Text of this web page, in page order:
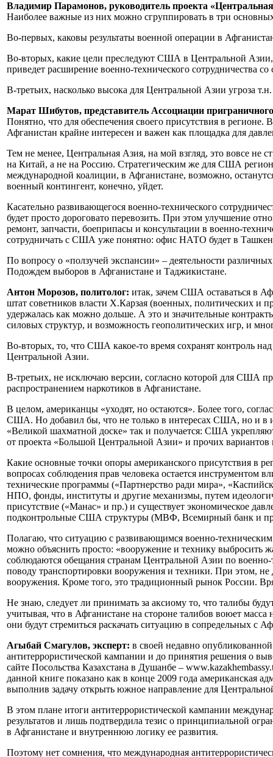
Владимир Парамонов, руководитель проекта
Наиболее важные из них можно сгруппировать в три
Во-первых, каковы результаты военной операции в
Во-вторых, какие цели преследуют США в Центральной Азии,
приведет расширение военно-технического сотрудничества со
В-третьих, насколько высока для Центральной Азии угроза
Марат Шибутов, представитель Ассоциации
Понятно, что для обеспечения своего присутствия в регионе.
Афганистан крайне интересен и важен как площадка для
Тем не менее, Центральная Азия, на мой взгляд, это вовсе не
на Китай, а не на Россию. Стратегическим же для США
международной коалиции, в Афганистане, возможно,
военный контингент, конечно, уйдет.
Касательно развивающегося военно-технического
будет просто дороговато перевозить. При этом улучшение
ремонт, запчасти, боеприпасы и консультации в военно-
сотрудничать с США уже понятно: офис НАТО будет в
По вопросу о «ползучей экспансии» – деятельности
Подождем выборов в Афганистане и Таджикистане.
Антон Морозов, политолог: итак, зачем США оставаться в
штат советников власти Х.Карзая (военных, политических и
удержалась как можно дольше. А это и значительные
силовых структур, и возможность геополитических игр, и
Во-вторых, то, что США какое-то время сохранят контроль
Центральной Азии.
В-третьих, не исключаю версии, согласно которой для США
распространением наркотиков в Афганистане.
В целом, американцы «уходят, но остаются». Более того,
США. Но добавил бы, что не только в интересах США, но и в
«Великой шахматной доске» так и получается: США
от проекта «Большой Центральной Азии» и прочих
Какие основные точки опоры американского присутствия в
вопросах соблюдения прав человека остается
технические программы («Партнерство ради мира»,
НПО, фонды, институты и другие механизмы, путем
присутствие («Манас» и пр.) и существует экономическое
подконтрольные США структуры (МВФ, Всемирный банк и
Полагаю, что ситуацию с развивающимся военно-
можно объяснить просто: «вооружение и технику выбросить
соблюдаются обещания странам Центральной Азии по
поводу транспортировки вооружения и техники. При этом,
вооружения. Кроме того, это традиционный рынок России.
Не знаю, следует ли принимать за аксиому то, что талибы
учитывая, что в Афганистане на стороне талибов воюет
они будут стремиться раскачать ситуацию в сопредельных с
Агыбай Смагулов, эксперт: в своей недавно
антитеррористической кампании и до принятия решения о
сайте Посольства Казахстана в Душанбе –
данной книге показано как в конце 2009 года американская
выполнив задачу открыть южное направление для
В этом плане итоги антитеррористической кампании
результатов и лишь подтвердила тезис о принципиальной
в Афганистане и внутреннюю логику ее развития.
Поэтому нет сомнения, что международная